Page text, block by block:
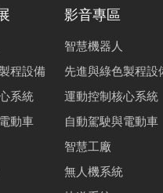
程設備
系統
動車
影音專區
智慧機器人
先進與綠色製程設
運動控制核心系統
自動駕駛與電動車
智慧工廠
無人機系統